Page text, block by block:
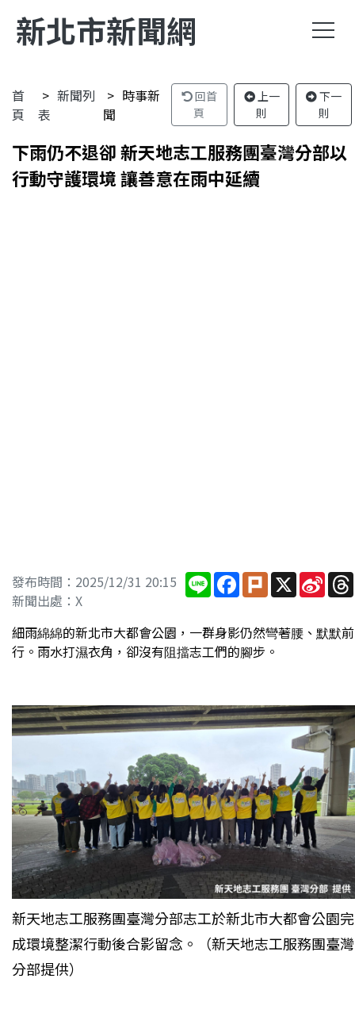
新北市新聞網
首
頁
新聞列
表
時事新
聞
回首
頁
上一
則
下一
則
下雨仍不退卻 新天地志工服務團臺灣分部以
行動守護環境 讓善意在雨中延續
發布時間：2025/12/31 20:15
新聞出處：X
Line Facebook
PlurkX Sina
細雨綿綿的新北市大都會公園，一群身影仍然彎著腰、默默前
行。雨水打濕衣角，卻沒有阻擋志工們的腳步。
新天地志工服務團臺灣分部志工於新北市大都會公園完
成環境整潔行動後合影留念。（新天地志工服務團臺灣
分部提供）